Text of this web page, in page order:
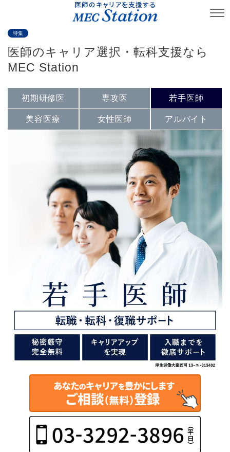
医師のキャリアを支援する
特集
医師のキャリア選択・転科支援なら
MEC Station
初期研修医 専攻医 若手医師
美容医療 女性医師 アルバイト